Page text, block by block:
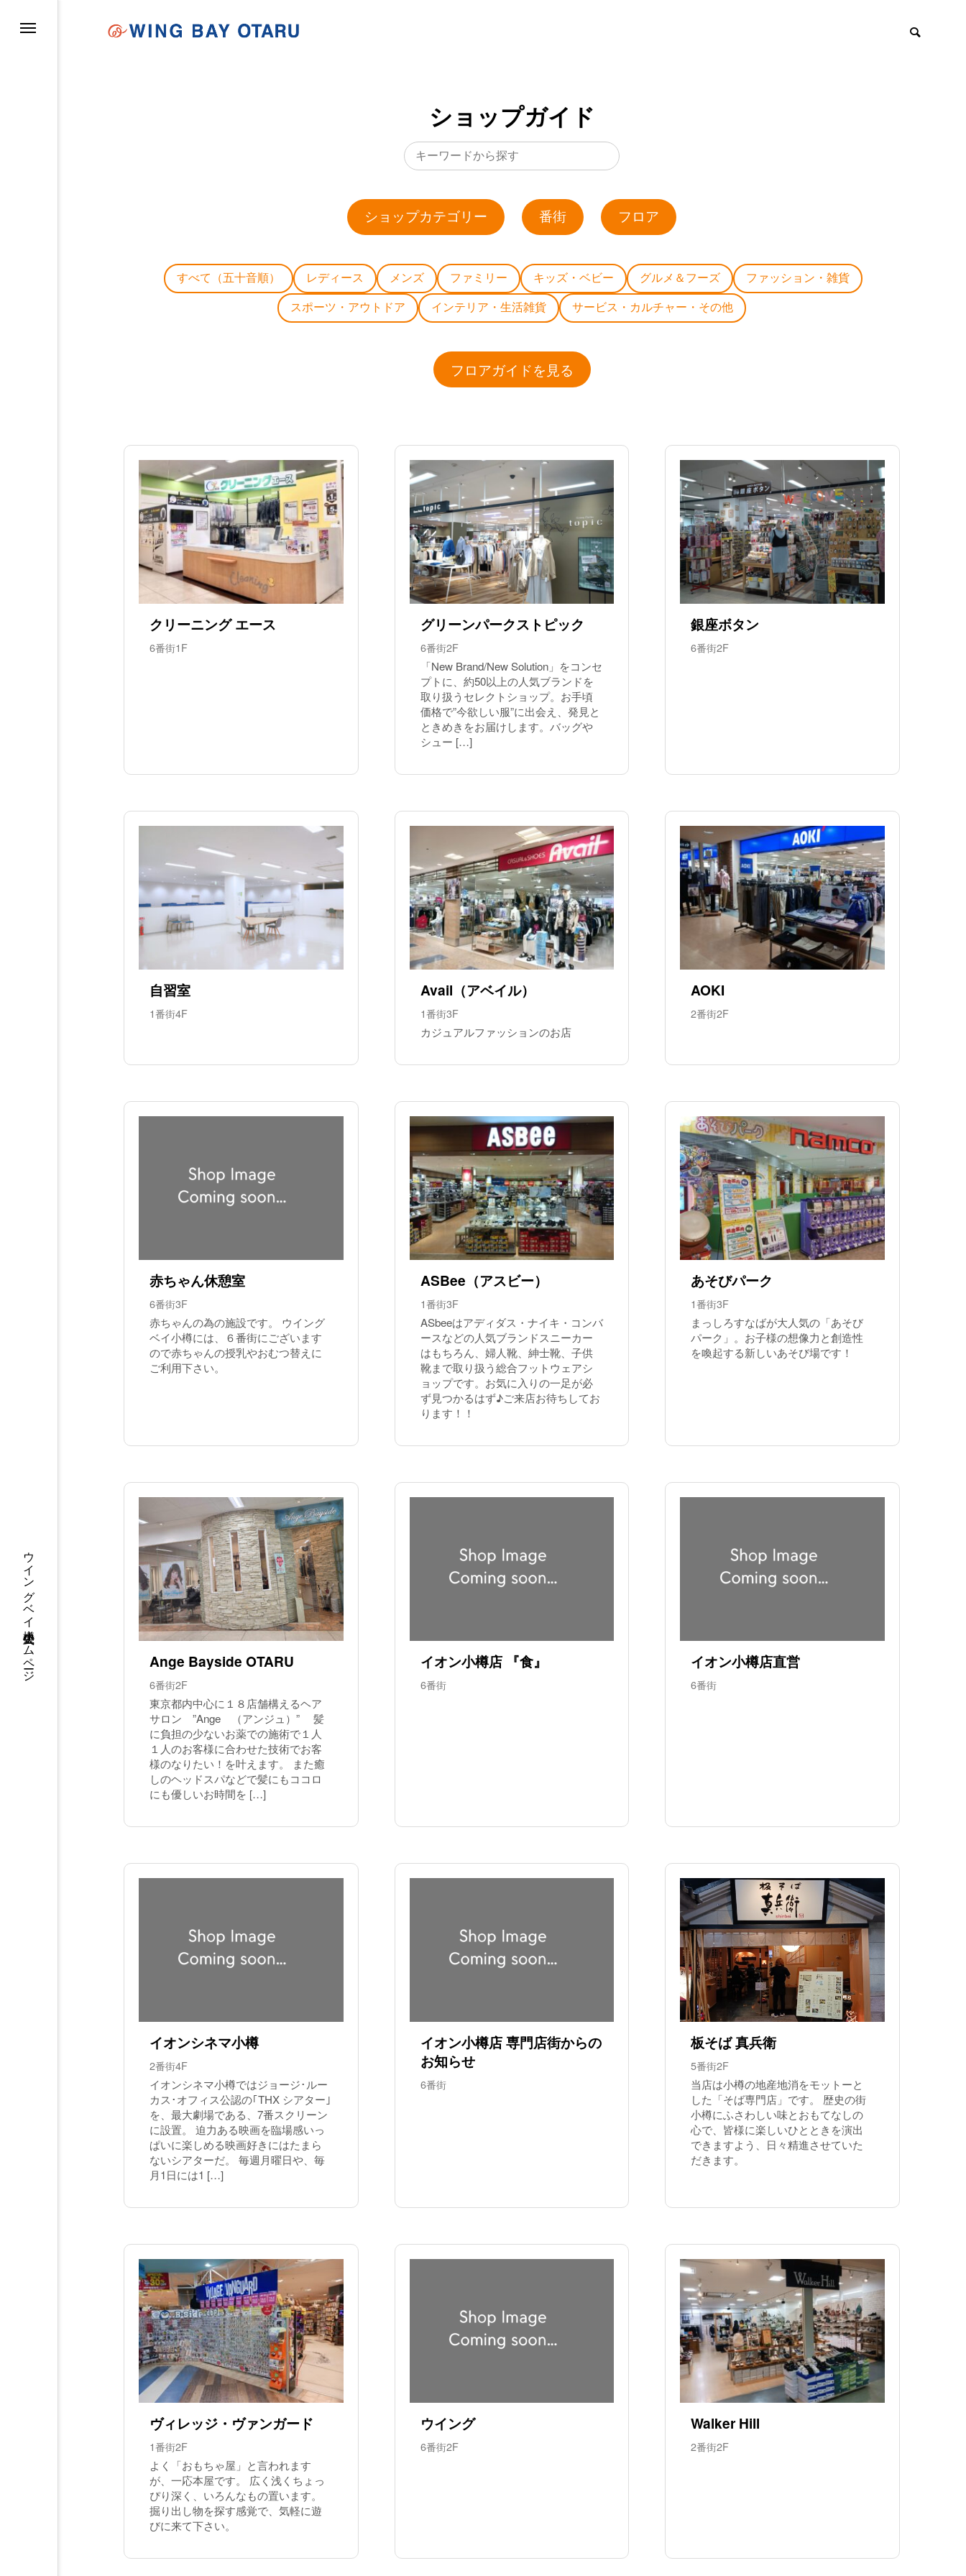
ウイングベイ小樽 公式ホームページ
ショップガイド
ショップカテゴリー 番街 フロア
すべて（五十音順） レディース メンズ ファミリー キッズ・ベビー グルメ＆フーズ ファッション・雑貨
スポーツ・アウトドア インテリア・生活雑貨 サービス・カルチャー・その他
フロアガイドを見る
クリーニング エース
6番街1F
グリーンパークストピック
6番街2F
「New Brand/New Solution」をコンセ
プトに、約50以上の人気ブランドを
取り扱うセレクトショップ。お手頃
価格で”今欲しい服”に出会え、発見と
ときめきをお届けします。バッグや
シュー […]
銀座ボタン
6番街2F
自習室
1番街4F
Avail（アベイル）
1番街3F
カジュアルファッションのお店
AOKI
2番街2F
赤ちゃん休憩室
6番街3F
赤ちゃんの為の施設です。 ウイング
ベイ小樽には、６番街にございます
ので赤ちゃんの授乳やおむつ替えに
ご利用下さい。
ASBee（アスビー）
1番街3F
ASbeeはアディダス・ナイキ・コンバ
ースなどの人気ブランドスニーカー
はもちろん、婦人靴、紳士靴、子供
靴まで取り扱う総合フットウェアシ
ョップです。お気に入りの一足が必
ず見つかるはず♪ご来店お待ちしてお
ります！！
あそびパーク
1番街3F
まっしろすなばが大人気の「あそび
パーク」。お子様の想像力と創造性
を喚起する新しいあそび場です！
Ange Bayside OTARU
6番街2F
東京都内中心に１８店舗構えるヘア
サロン ”Ange （アンジュ）” 髪
に負担の少ないお薬での施術で１人
１人のお客様に合わせた技術でお客
様のなりたい！を叶えます。 また癒
しのヘッドスパなどで髪にもココロ
にも優しいお時間を […]
イオン小樽店 『食』
6番街
イオン小樽店直営
6番街
イオンシネマ小樽
2番街4F
イオンシネマ小樽ではジョージ･ルー
カス･オフィス公認の｢THX シアター｣
を、最大劇場である、7番スクリーン
に設置。 迫力ある映画を臨場感いっ
ぱいに楽しめる映画好きにはたまら
ないシアターだ。 毎週月曜日や、毎
月1日には1 […]
イオン小樽店 専門店街からの
お知らせ
6番街
板そば 真兵衛
5番街2F
当店は小樽の地産地消をモットーと
した「そば専門店」です。 歴史の街
小樽にふさわしい味とおもてなしの
心で、皆様に楽しいひとときを演出
できますよう、日々精進させていた
だきます。
ヴィレッジ・ヴァンガード
1番街2F
よく「おもちゃ屋」と言われます
が、一応本屋です。 広く浅くちょっ
ぴり深く、いろんなもの置います。
掘り出し物を探す感覚で、気軽に遊
びに来て下さい。
ウイング
6番街2F
Walker Hill
2番街2F